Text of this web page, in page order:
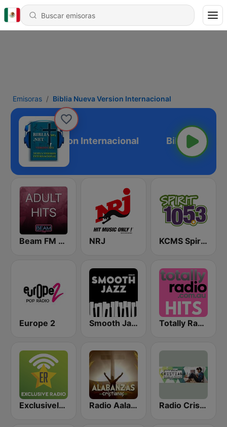
Emisoras Biblia Nueva Version Internacional
Nueva Version Internacional
Beam FM - Adult Hits NRJ KCMS Spirit 105.3 FM
Europe 2 Smooth Jazz - Groov Totally Radio Hits
Exclusively Coldplay Radio Aalabanzas Cristianas Radio Cristiana